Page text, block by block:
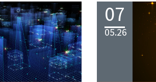
07
05.26